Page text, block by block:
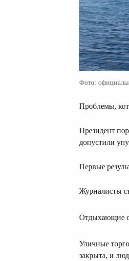
Фото:
Проблемы,
Президент
допустили
Первые
Журналисты
Отдыхающие
Уличные
закрыта, и